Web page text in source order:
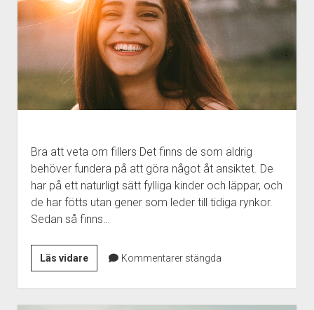
pool
Bra att veta om fillers Det finns de som aldrig
behöver fundera på att göra något åt ansiktet. De
har på ett naturligt sätt fylliga kinder och läppar, och
de har fötts utan gener som leder till tidiga rynkor.
Sedan så finns…
Läs vidare Kommentarer stängda